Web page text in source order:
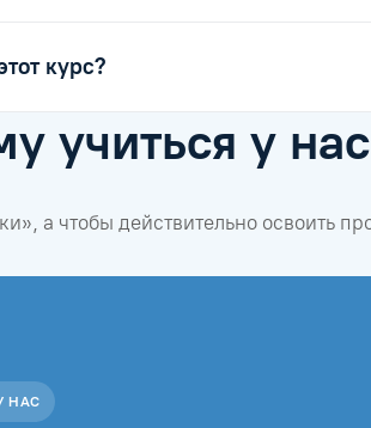
курс?
учиться у нас
а чтобы действительно освоить
НАС